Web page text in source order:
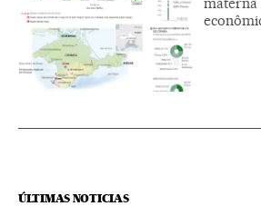
ÚLTIMAS NOTICIAS